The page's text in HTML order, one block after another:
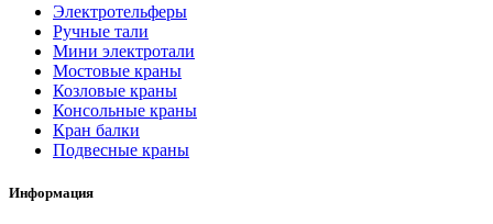
Электротельферы
Ручные тали
Мини электротали
Мостовые краны
Козловые краны
Консольные краны
Кран балки
Подвесные краны
Информация